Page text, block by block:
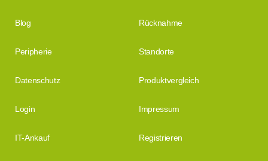
Blog Rücknahme
Peripherie Standorte
Datenschutz Produktvergleich
Login Impressum
IT-Ankauf Registrieren